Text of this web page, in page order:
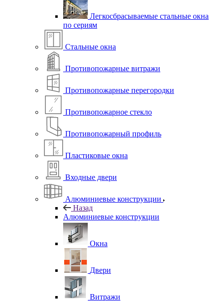
Легкосбрасываемые стальные окна
по сериям
Стальные окна
Противопожарные витражи
Противопожарные перегородки
Противопожарное стекло
Противопожарный профиль
Пластиковые окна
Входные двери
Алюминиевые конструкции
Назад
Алюминиевые конструкции
Окна
Двери
Витражи